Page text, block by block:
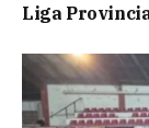
Liga